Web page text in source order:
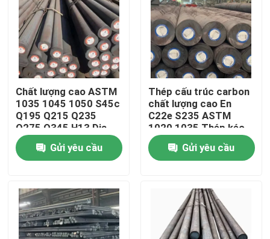
Nhà
Sản phẩm
Về chúng tôi
Tham quan nhà máy
Chất lượng cao ASTM
1035 1045 1050 S45c
Q195 Q215 Q235
Q275 Q345 H13 Dia
Thanh thép carbon
tròn 10 mm 12 mm
Gửi yêu cầu
Thép cấu trúc carbon
chất lượng cao En
C22e S235 ASTM
1020 1035 Thép kéo
lạnh thanh tròn
Gửi yêu cầu